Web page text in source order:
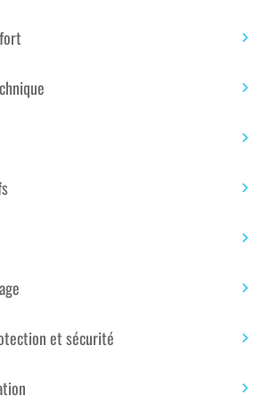
et sécurité
OTTOSEAL S 70 310
au panier